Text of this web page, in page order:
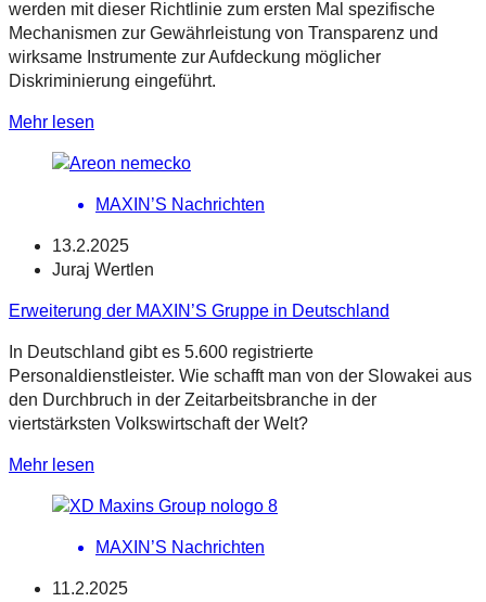
werden mit dieser Richtlinie zum ersten Mal spezifische
Mechanismen zur Gewährleistung von Transparenz und
wirksame Instrumente zur Aufdeckung möglicher
Diskriminierung eingeführt.
Mehr lesen
MAXIN’S Nachrichten
13.2.2025
Juraj Wertlen
Erweiterung der MAXIN’S Gruppe in Deutschland
In Deutschland gibt es 5.600 registrierte
Personaldienstleister. Wie schafft man von der Slowakei aus
den Durchbruch in der Zeitarbeitsbranche in der
viertstärksten Volkswirtschaft der Welt?
Mehr lesen
MAXIN’S Nachrichten
11.2.2025